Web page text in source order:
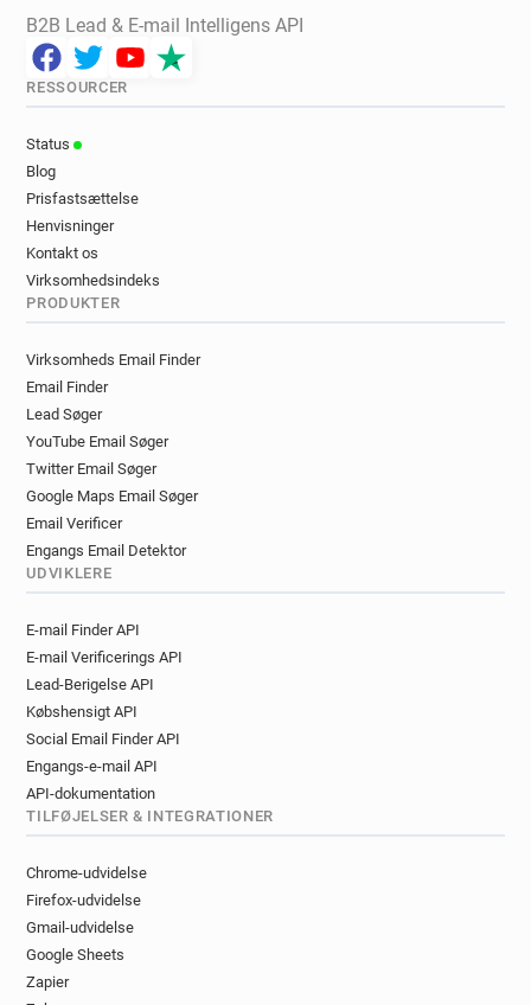
B2B Lead & E-mail Intelligens API
RESSOURCER
Status
Blog
Prisfastsættelse
Henvisninger
Kontakt os
Virksomhedsindeks
PRODUKTER
Virksomheds Email Finder
Email Finder
Lead Søger
YouTube Email Søger
Twitter Email Søger
Google Maps Email Søger
Email Verificer
Engangs Email Detektor
UDVIKLERE
E-mail Finder API
E-mail Verificerings API
Lead-Berigelse API
Købshensigt API
Social Email Finder API
Engangs-e-mail API
API-dokumentation
TILFØJELSER & INTEGRATIONER
Chrome-udvidelse
Firefox-udvidelse
Gmail-udvidelse
Google Sheets
Zapier